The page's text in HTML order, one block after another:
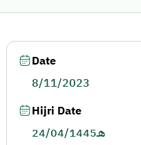
Date
8/11/2023
Hijri Date
24/04/1445هـ